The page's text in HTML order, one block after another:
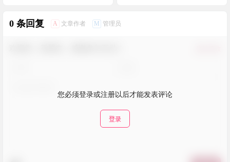
0 条回复 A 文章作者 M 管理员
您必须登录或注册以后才能发表评论
登录